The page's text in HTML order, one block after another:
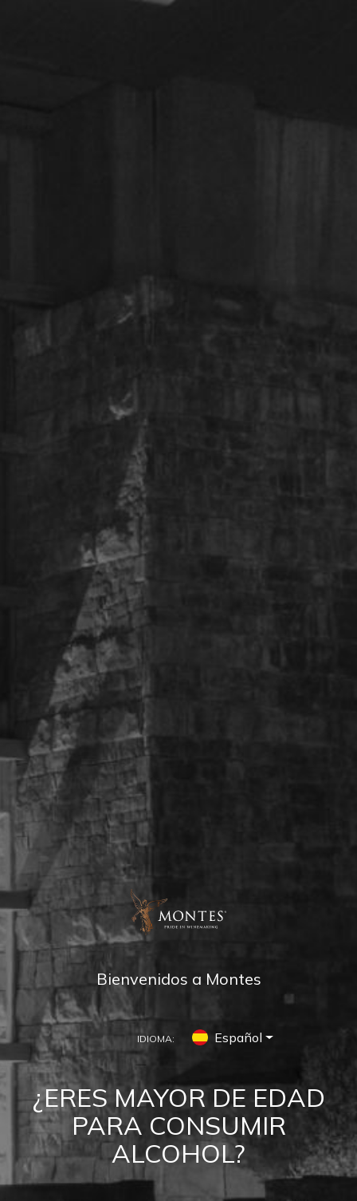
Bienvenidos a Montes
IDIOMA: Español
¿ERES MAYOR DE EDAD
PARA CONSUMIR
ALCOHOL?
BIBLIOTECA MONTES